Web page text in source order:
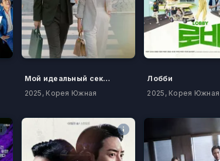
Мой идеальный секретарь
2025, Корея Южная
Лобби
2025, Корея Южная